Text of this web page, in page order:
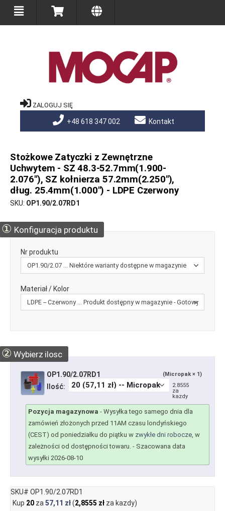
ZALOGUJ SIĘ
+48 618 347 002 Kontakt
Stożkowe Zatyczki z Zewnętrzne
Uchwytem - SZ 48.3-52.7mm(1.900-
2.076"), SZ kołnierza 57.2mm(2.250"),
dług. 25.4mm(1.000") - LDPE Czerwony
SKU OP1.90/2.07RD1
① Konfiguracja produktu
Nr produktu
Materiał / Kolor
② Wybierz ilosc
OP1.90/2.07RD1 (Micropak × 1)
Ilość:
2.8555
za
kazdy
Pozycja magazynowa - Wysyłka tego samego dnia dla
zamówień złożonych przed 11AM czasu londyńskiego
(CEST) od poniedziałku do piątku w zwykłe dni robocze, w
zależności od dostępności towaru. - Szacowana data
wysyłki 2026-08-10
SKU# OP1.90/2.07RD1
Kup 20za 57,11 zł(2,8555 złza kazdy)